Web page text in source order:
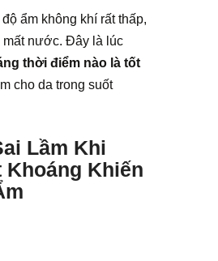
ẩm không khí rất thấp,
mất nước. Đây là lúc
thời điểm nào là tốt
cho da trong suốt
Lầm Khi
Khoáng Khiến